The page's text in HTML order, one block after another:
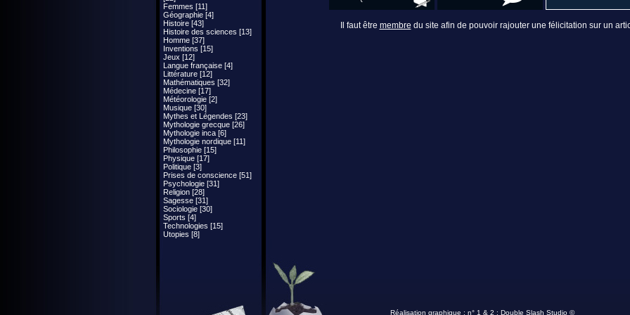
Femmes [11]
Géographie [4]
Histoire [43]
Histoire des sciences [13]
Homme [37]
Inventions [15]
Jeux [12]
Langue française [4]
Littérature [12]
Mathématiques [32]
Médecine [17]
Météorologie [2]
Musique [30]
Mythes et Légendes [23]
Mythologie grecque [26]
Mythologie inca [6]
Mythologie nordique [11]
Philosophie [15]
Physique [17]
Politique [3]
Prises de conscience [51]
Psychologie [31]
Religion [28]
Sagesse [31]
Sociologie [30]
Sports [4]
Technologies [15]
Utopies [8]
Il faut être membre du site afin de pouvoir rajouter une félicitation sur un
Réalisation graphique : n° 1 & 2 : Double Slash Studio ©